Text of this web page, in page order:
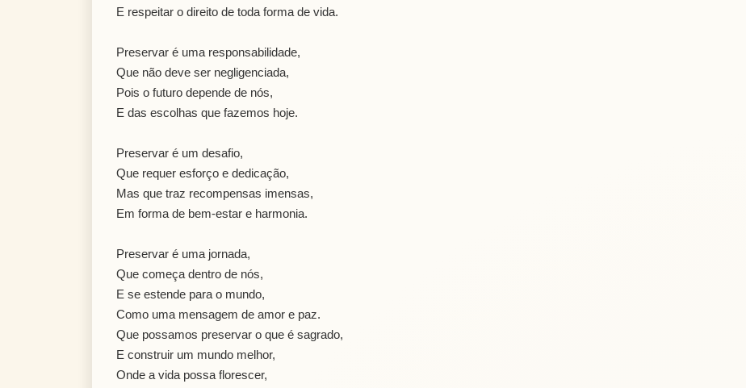
E respeitar o direito de toda forma de vida.
Preservar é uma responsabilidade,
Que não deve ser negligenciada,
Pois o futuro depende de nós,
E das escolhas que fazemos hoje.
Preservar é um desafio,
Que requer esforço e dedicação,
Mas que traz recompensas imensas,
Em forma de bem-estar e harmonia.
Preservar é uma jornada,
Que começa dentro de nós,
E se estende para o mundo,
Como uma mensagem de amor e paz.
Que possamos preservar o que é sagrado,
E construir um mundo melhor,
Onde a vida possa florescer,